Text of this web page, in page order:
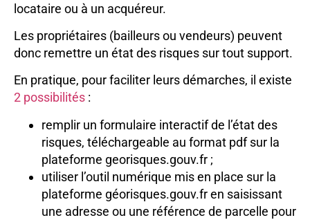
locataire ou à un acquéreur.
Les propriétaires (bailleurs ou vendeurs) peuvent
donc remettre un état des risques sur tout support.
En pratique, pour faciliter leurs démarches, il existe
2 possibilités :
remplir un formulaire interactif de l’état des
risques, téléchargeable au format pdf sur la
plateforme georisques.gouv.fr ;
utiliser l’outil numérique mis en place sur la
plateforme géorisques.gouv.fr en saisissant
une adresse ou une référence de parcelle pour